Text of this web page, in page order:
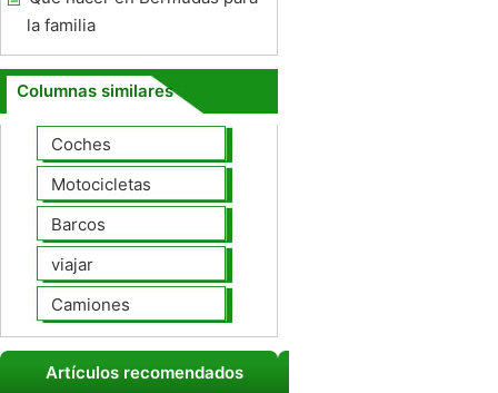
la familia
Columnas similares
Coches
Motocicletas
Barcos
viajar
Camiones
Artículos recomendados